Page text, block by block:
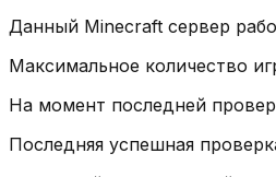
Данный Minecraft сервер
Максимальное количество
На момент последней
Последняя успешная